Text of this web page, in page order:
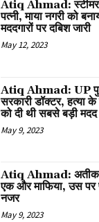
Atiq Ahmad: स्टीमर
पत्नी, माया नगरी को
मददगारों पर दबिश जारी
May 12, 2023
Atiq Ahmad: UP
सरकारी डॉक्टर, हत्या
को दी थी सबसे बड़ी मदद
May 9, 2023
Atiq Ahmad: अतीक
एक और माफिया, उस पर
नजर
May 9, 2023